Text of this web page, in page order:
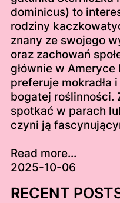
dominicus) to
rodziny
znany ze swojego
oraz zachowań
głównie w Ameryce
preferuje mokradła
bogatej roślinności.
spotkać w parach
czyni ją
Read more...
2025-10-06
RECENT